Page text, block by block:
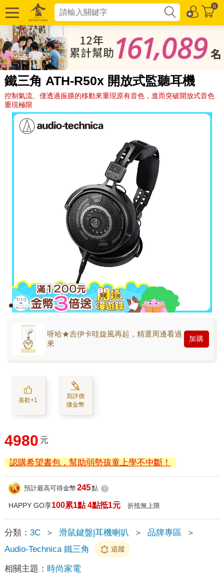
0
鐵三角 ATH-R50x 開放式監聽耳機
控制氣流、僅透過振膜的移動來重現原有音色，進而突破開放式音色
重現極限
呀哈★吉伊卡哇旋風再起，精選周邊看過
來
加購
喜歡+1
寫評價
賺金幣
4980 元
認購希望書包，幫助弱勢孩童上學不中斷！
預計最高可得金幣 245點 ?
HAPPY GO享100累1點 4點抵1元 折抵無上限
分類： 3C ＞ 滑鼠鍵盤|耳機喇叭 ＞ 品牌專區
＞
Audio-Technica 鐵三角
追蹤
相關主題： 時尚家電